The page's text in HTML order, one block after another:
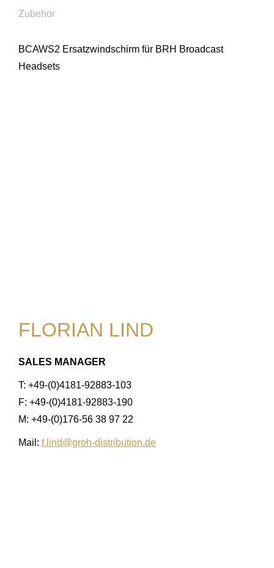
Zubehör
BCAWS2 Ersatzwindschirm für BRH Broadcast
Headsets
FLORIAN LIND
SALES MANAGER
T: +49-(0)4181-92883-103
F: +49-(0)4181-92883-190
M: +49-(0)176-56 38 97 22
Mail: f.lind@groh-distribution.de